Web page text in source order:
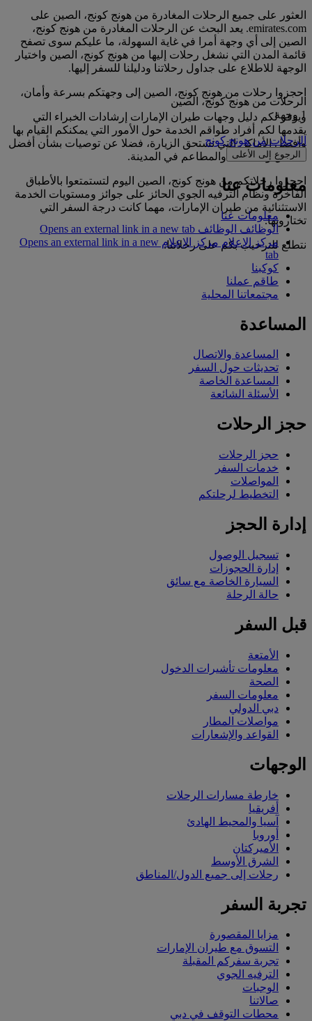
العثور على جميع الرحلات المغادرة من هونج كونج، الصين على
emirates.com. يعد البحث عن الرحلات المغادرة من هونج كونج،
الصين إلى أي وجهة أمرا في غاية السهولة، ما عليكم سوى تصفح
قائمة المدن التي نشغل رحلات إليها من هونج كونج، الصين واختيار
الوجهة للاطلاع على جداول رحلاتنا ودليلنا للسفر إليها.
احجزوا رحلات من هونج كونج، الصين إلى وجهتكم بسرعة وأمان،
ويوفر لكم دليل وجهات طيران الإمارات إرشادات الخبراء التي
يقدمها لكم أفراد طواقم الخدمة حول الأمور التي يمكنكم القيام بها
وأفضل الأماكن التي تستحق الزيارة، فضلا عن توصيات بشأن أفضل
الفنادق والأنشطة والمطاعم في المدينة.
احجزوا رحلاتكم من هونج كونج، الصين اليوم لتستمتعوا بالأطباق
الفاخرة ونظام الترفيه الجوي الحائز على جوائز ومستويات الخدمة
الاستثنائية من طيران الإمارات، مهما كانت درجة السفر التي
تختارونها.
نتطلع للترحيب بكم على رحلاتنا.
الرحلات من هونج كونج، الصين
1 وجهة
الرحلات من هونج كونج
الرجوع إلى الأعلى
معلومات عنا
معلومات عنا
الوظائف الوظائف Opens an external link in a new tab
مركز الإعلام
مركز الإعلام Opens an external link in a new
tab
كوكبنا
طاقم عملنا
مجتمعاتنا المحلية
المساعدة
المساعدة والاتصال
تحديثات حول السفر
المساعدة الخاصة
الأسئلة الشائعة
حجز الرحلات
حجز الرحلات
خدمات السفر
المواصلات
التخطيط لرحلتكم
إدارة الحجز
تسجيل الوصول
إدارة الحجوزات
السيارة الخاصة مع سائق
حالة الرحلة
قبل السفر
الأمتعة
معلومات تأشيرات الدخول
الصحة
معلومات السفر
دبي الدولي
مواصلات المطار
القواعد والإشعارات
الوجهات
خارطة مسارات الرحلات
أفريقيا
آسيا والمحيط الهادئ
أوروبا
الأميركتان
الشرق الأوسط
رحلات إلى جميع الدول/المناطق
تجربة السفر
مزايا المقصورة
التسوق مع طيران الإمارات
تجربة سفركم المقبلة
الترفيه الجوي
الوجبات
صالاتنا
محطات التوقف في دبي